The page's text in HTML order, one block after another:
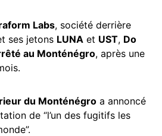
Labs, société derrière
ses jetons LUNA et UST, Do
au Monténégro, après une
du Monténégro a annoncé
de “l’un des fugitifs les